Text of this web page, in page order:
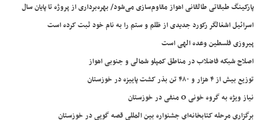
پارکینگ طبقاتی طالقانی اهواز مقاوم‌سازی می‌شود/ بهره‌برداری از پروژه تا پایان سال
اسرائیل اشغالگر رکورد جدیدی از ظلم و ستم را به نام خود ثبت کرده است
پیروزی فلسطین وعده الهی است
اصلاح شبکه فاضلاب در مناطق کمپلو شمالی و جنوبی اهواز
توزیع بیش از ۴ هزار و ۴۸۰ تن بذر کشت پاییزه در خوزستان
نیاز ویژه به گروه خونی O منفی در خوزستان
برگزاری مرحله کتابخانه‌ای جشنواره بین المللی قصه گویی در خوزستان